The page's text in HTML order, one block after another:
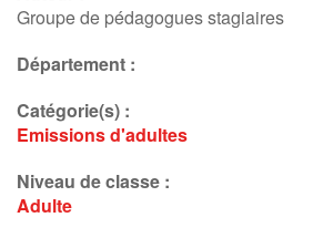
Groupe de pédagogues stagiaires
Département :
Catégorie(s) :
Emissions d'adultes
Niveau de classe :
Adulte